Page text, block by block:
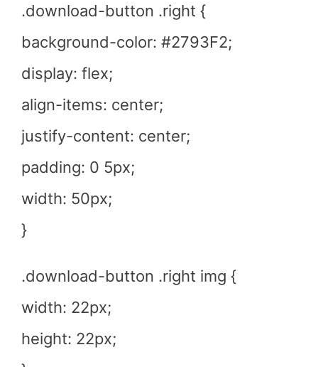
.download-button .right {
background-color: #2793F2;
display: flex;
align-items: center;
justify-content: center;
padding: 0 5px;
width: 50px;
}
.download-button .right img {
width: 22px;
height: 22px;